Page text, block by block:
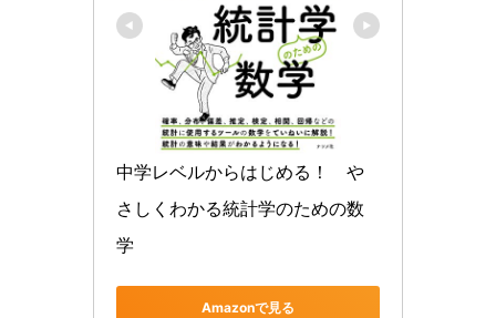
中学レベルからはじめる！　や
さしくわかる統計学のための数
学
Amazonで見る